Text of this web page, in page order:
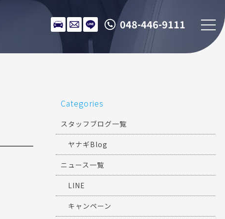
048-446-9111
Categories
スタッフブログ一覧
ヤナギBlog
ニュース一覧
LINE
キャンペーン